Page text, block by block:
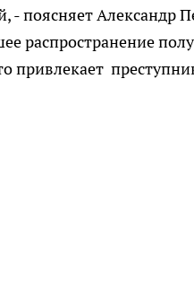
- поясняет Александр
распространение
привлекает